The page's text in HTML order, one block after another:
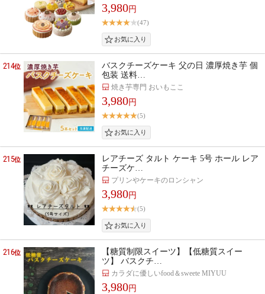
3,980円
(47)
214位
バスクチーズケーキ 父の日 濃厚焼き芋 個
包装 送料…
焼き芋専門 おいもここ
3,980円
(5)
215位
レアチーズ タルト ケーキ 5号 ホール レア
チーズケ…
プリンやケーキのロンシャン
3,980円
(5)
216位
【糖質制限スイーツ】【低糖質スイー
ツ】 バスクチ…
カラダに優しいfood＆sweete MIYUU
3,980円